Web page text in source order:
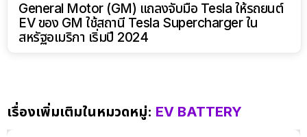
General Motor (GM) แถลงจับมือ Tesla ให้รถยนต์
EV ของ GM ใช้สถานี Tesla Supercharger ใน
สหรัฐอเมริกา เริ่มปี 2024
เรื่องเพิ่มเติมในหมวดหมู่: EV BATTERY